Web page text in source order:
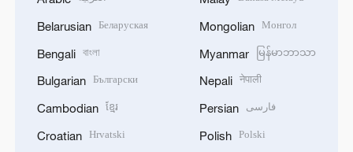
Belarusian Беларуская
Bengali বাংলা
Bulgarian Български
Cambodian ខ្មែរ
Croatian Hrvatski
Mongolian Монгол
Myanmar မြန်မာဘာသာ
Nepali नेपाली
Persian فارسی
Polish Polski